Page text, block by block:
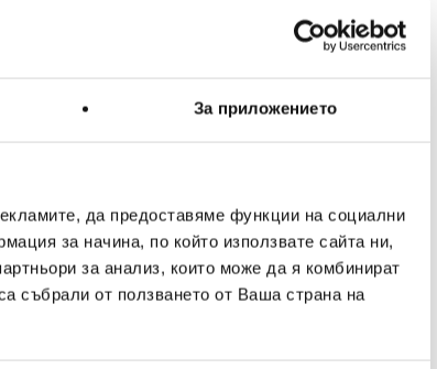
За приложението
да предоставяме функции на социални
за начина, по който използвате сайта ни,
за анализ, които може да я комбинират
събрали от ползването от Ваша страна на